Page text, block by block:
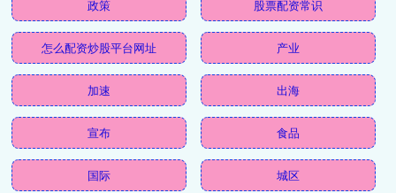
政策 股票配资常识
怎么配资炒股平台网址 产业
加速 出海
宣布 食品
国际 城区